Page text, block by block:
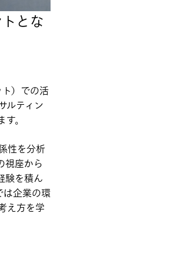
とな
）での活
ルティン
。
性を分析
視座から
験を積ん
は企業の環
え方を学